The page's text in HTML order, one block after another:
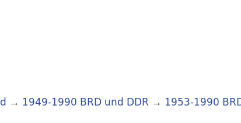
→ 1949-1990 BRD und DDR → 1953-1990